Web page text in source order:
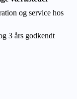
og service hos
3 års godkendt